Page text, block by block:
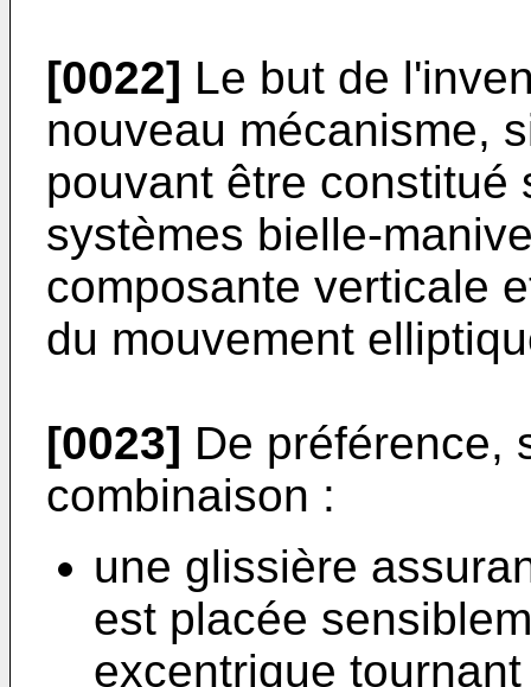
[0022] Le but de
nouveau mécanisme,
pouvant être constitué
systèmes bielle-
composante verticale
du mouvement
[0023] De préférence,
combinaison :
une glissière
est placée
excentrique